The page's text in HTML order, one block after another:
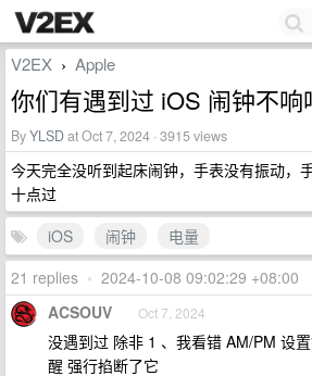
V2EX › Apple
你们有遇到过 iOS 闹钟不响
ByYLSDat Oct 7, 2024 · 3915 views
今天完全没听到起床闹钟，手表没有振动，
十点过
iOS
闹钟
电量
21 replies • 2024-10-08 09:02:29 +08:00
ACSOUV Oct 7, 2024
没遇到过 除非 1 、我看错 AM/PM 设
醒 强行掐断了它